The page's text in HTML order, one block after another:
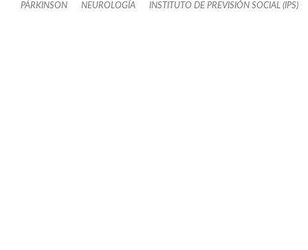
PÁRKINSON NEUROLOGÍA INSTITUTO DE PREVISIÓN SOCIAL (IPS)